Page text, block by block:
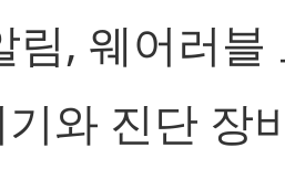
림, 웨어러블
와 진단 장